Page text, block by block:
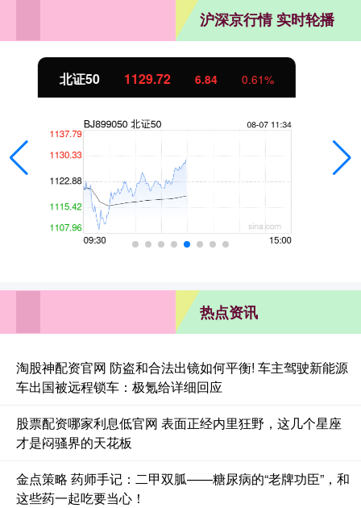
沪深京行情 实时轮播
创业板指 3577.20 61.64 1.75%
热点资讯
淘股神配资官网 防盗和合法出镜如何平衡! 车主驾驶新能源
车出国被远程锁车：极氪给详细回应
股票配资哪家利息低官网 表面正经内里狂野，这几个星座
才是闷骚界的天花板
金点策略 药师手记：二甲双胍——糖尿病的“老牌功臣”，和
这些药一起吃要当心！